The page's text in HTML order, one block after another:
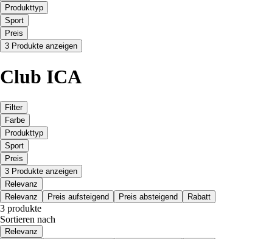
Produkttyp
Sport
Preis
3 Produkte anzeigen
Club ICA
Filter
Farbe
Produkttyp
Sport
Preis
3 Produkte anzeigen
Relevanz
Relevanz
Preis aufsteigend Preis absteigend Rabatt
3 produkte
Sortieren nach
Relevanz